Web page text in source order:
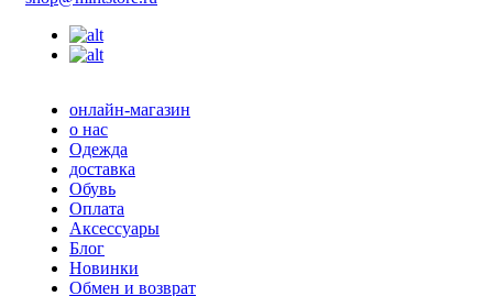
онлайн-магазин
о нас
Одежда
доставка
Обувь
Оплата
Аксессуары
Блог
Новинки
Обмен и возврат